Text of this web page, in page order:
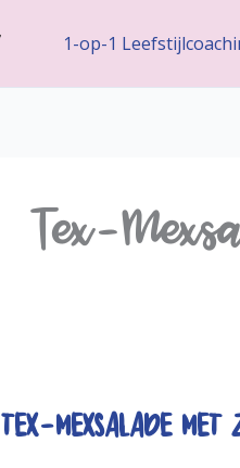
1-op-1
Tex-
Tex-Mexsalade